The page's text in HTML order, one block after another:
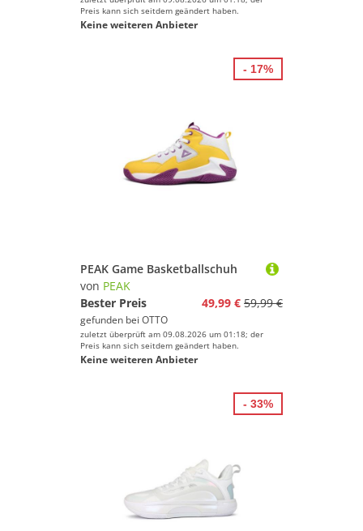
Preis kann sich seitdem geändert haben.
Keine weiteren Anbieter
PEAK Game Basketballschuh
von PEAK
Bester Preis
49,99 € 59,99 €
gefunden bei OTTO
zuletzt überprüft am 09.08.2026 um 01:18; der
Preis kann sich seitdem geändert haben.
Keine weiteren Anbieter
- 17%
- 33%